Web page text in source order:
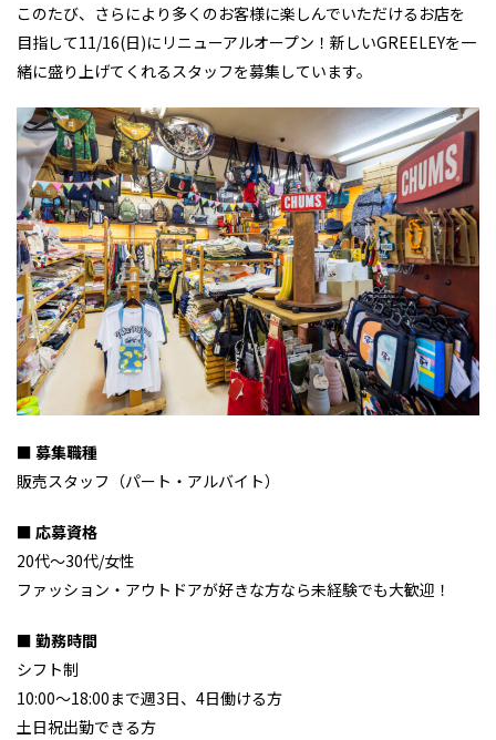
ランチ その他
その他
その他
その他
このたび、さらにより多くのお客様に楽しんでいただけるお店を
目指して11/16(日)にリニューアルオープン！新しいGREELEYを一
緒に盛り上げてくれるスタッフを募集しています。
■ 募集職種
販売スタッフ（パート・アルバイト）
■ 応募資格
20代～30代/女性
ファッション・アウトドアが好きな方なら未経験でも大歓迎！
■ 勤務時間
シフト制
10:00～18:00まで週3日、4日働ける方
土日祝出勤できる方